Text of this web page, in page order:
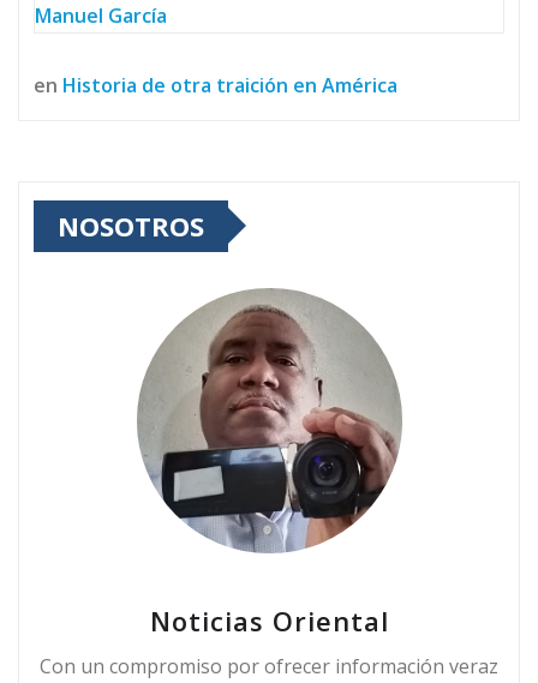
Manuel García
en Historia de otra traición en América
NOSOTROS
Noticias Oriental
Con un compromiso por ofrecer información veraz